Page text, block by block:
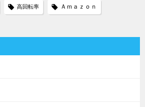
高回転率 Ａｍａｚｏｎ